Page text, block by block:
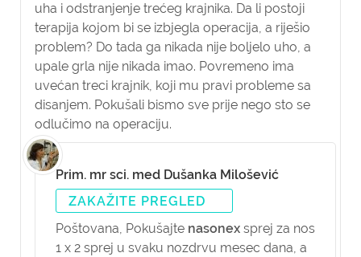
uha i odstranjenje trećeg krajnika. Da li postoji
terapija kojom bi se izbjegla operacija, a riješio
problem? Do tada ga nikada nije boljelo uho, a
upale grla nije nikada imao. Povremeno ima
uvećan treci krajnik, koji mu pravi probleme sa
disanjem. Pokušali bismo sve prije nego sto se
odlučimo na operaciju.
Prim. mr sci. med Dušanka Milošević
ZAKAŽITE PREGLED
Poštovana, Pokušajte nasonex sprej za nos
1 x 2 sprej u svaku nozdrvu mesec dana, a